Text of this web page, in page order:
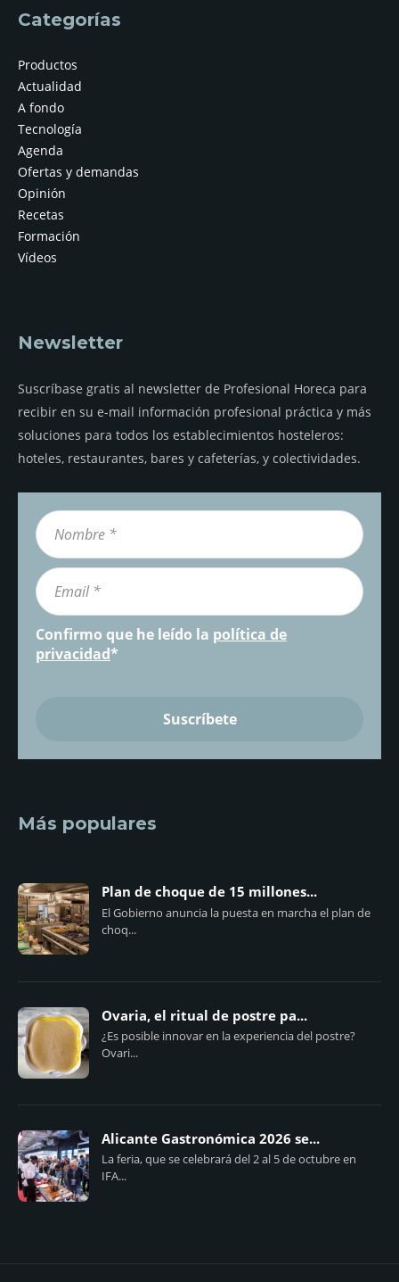
Categorías
Productos
Actualidad
A fondo
Tecnología
Agenda
Ofertas y demandas
Opinión
Recetas
Formación
Vídeos
Newsletter
Suscríbase gratis al newsletter de Profesional Horeca para
recibir en su e-mail información profesional práctica y más
soluciones para todos los establecimientos hosteleros:
hoteles, restaurantes, bares y cafeterías, y colectividades.
Confirmo que he leído la política de
privacidad*
Más populares
Plan de choque de 15 millones...
El Gobierno anuncia la puesta en marcha el plan de
choq...
Ovaria, el ritual de postre pa...
¿Es posible innovar en la experiencia del postre?
Ovari...
Alicante Gastronómica 2026 se...
La feria, que se celebrará del 2 al 5 de octubre en
IFA...